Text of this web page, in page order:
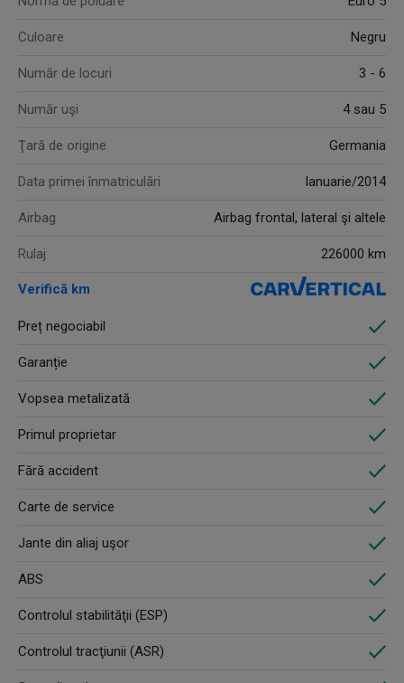
Culoare Negru
Număr de locuri 3 - 6
Număr uşi 4 sau 5
Ţară de origine Germania
Data primei înmatriculări Ianuarie/2014
Airbag Airbag frontal, lateral şi altele
Rulaj 226000 km
Verifică km
Preț negociabil
Garanție
Vopsea metalizată
Primul proprietar
Fără accident
Carte de service
Jante din aliaj uşor
ABS
Controlul stabilităţii (ESP)
Controlul tracţiunii (ASR)